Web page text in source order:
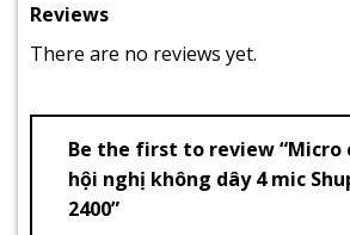
Reviews
There are no reviews yet.
Be the first to review “Micro
hội nghị không dây 4 mic
2400”